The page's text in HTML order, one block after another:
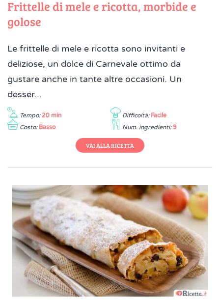
Frittelle di mele e ricotta, morbide e
golose
Le frittelle di mele e ricotta sono invitanti e
deliziose, un dolce di Carnevale ottimo da
gustare anche in tante altre occasioni. Un
desser...
Tempo: 20 min Difficoltà: Facile
Costo: Basso Num. ingredienti: 9
VAI ALLA RICETTA